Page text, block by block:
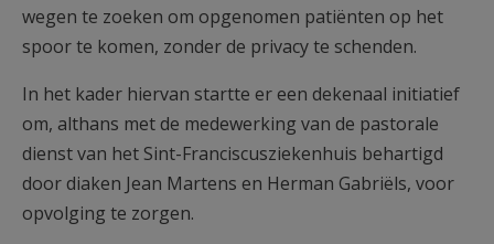
wegen te zoeken om opgenomen patiënten op het
spoor te komen, zonder de privacy te schenden.
In het kader hiervan startte er een dekenaal initiatief
om, althans met de medewerking van de pastorale
dienst van het Sint-Franciscusziekenhuis behartigd
door diaken Jean Martens en Herman Gabriëls, voor
opvolging te zorgen.